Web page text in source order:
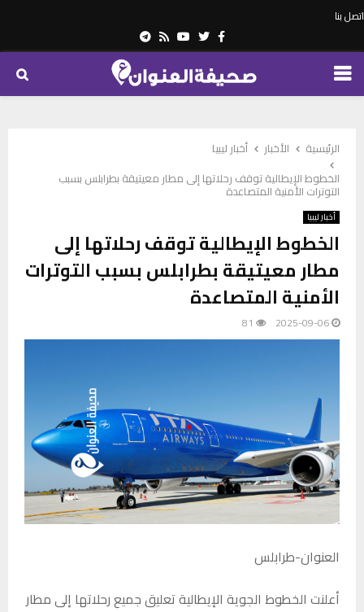
اتصل بنا
Facebook
Twitter
Youtube
Rss
Telegram
PRIMARY
الرئيسية الأخبار
أخبار ليبيا
الخطوط الإيطالية توقف رحلاتها إلى مطار معيتيقة بطرابلس بسبب
التوترات الأمنية المتصاعدة
أخبار ليبيا
الخطوط الإيطالية توقف رحلاتها إلى
مطار معيتيقة بطرابلس بسبب التوترات
الأمنية المتصاعدة
2025-09-06
81
العنوان-طرابلس
أعلنت الخطوط الجوية الإيطالية تعليق جميع رحلاتها إلى مطار